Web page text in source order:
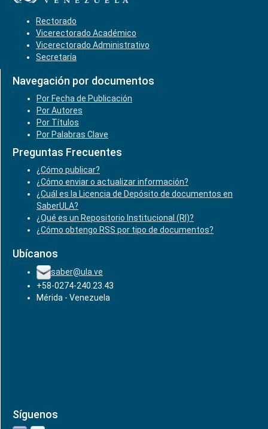
Rectorado
Vicerectorado Académico
Vicerectorado Administrativo
Secretaría
Navegación por documentos
Por Fecha de Publicación
Por Autores
Por Títulos
Por Palabras Clave
Preguntas Frecuentes
¿Cómo publicar?
¿Cómo enviar o actualizar información?
¿Cuál es la Licencia de Depósito de documentos en
SaberULA?
¿Qué es un Repositorio Institucional (RI)?
¿Cómo obtengo RSS por tipo de documentos?
Ubícanos
saber@ula.ve
+58-0274-240.23.43
Mérida - Venezuela
Síguenos